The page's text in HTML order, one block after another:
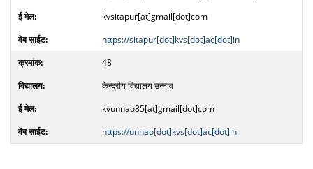
kvsitapur[at]gmail[dot]com
https://sitapur[dot]kvs[dot]ac[dot]in
48
केन्द्रीय विद्यालय उन्नाव
kvunnao85[at]gmail[dot]com
https://unnao[dot]kvs[dot]ac[dot]in